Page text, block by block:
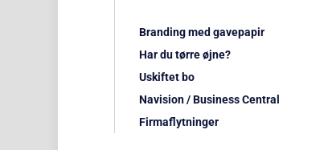
Branding med gavepapir
Har du tørre øjne?
Uskiftet bo
Navision / Business Central
Firmaflytninger